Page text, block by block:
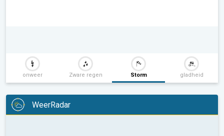
onweer Zware regen Storm gladheid
WeerRadar